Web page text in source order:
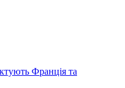
Франція та